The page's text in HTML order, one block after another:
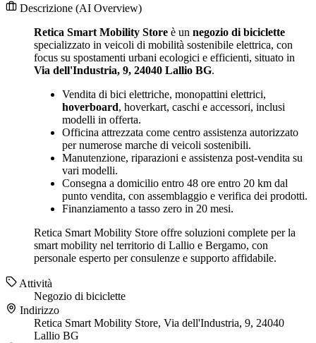
Descrizione (AI Overview)
Retica Smart Mobility Store è un negozio di biciclette
specializzato in veicoli di mobilità sostenibile elettrica, con
focus su spostamenti urbani ecologici e efficienti, situato in
Via dell'Industria, 9, 24040 Lallio BG.
Vendita di bici elettriche, monopattini elettrici,
hoverboard, hoverkart, caschi e accessori, inclusi
modelli in offerta.
Officina attrezzata come centro assistenza autorizzato
per numerose marche di veicoli sostenibili.
Manutenzione, riparazioni e assistenza post-vendita su
vari modelli.
Consegna a domicilio entro 48 ore entro 20 km dal
punto vendita, con assemblaggio e verifica dei prodotti.
Finanziamento a tasso zero in 20 mesi.
Retica Smart Mobility Store offre soluzioni complete per la
smart mobility nel territorio di Lallio e Bergamo, con
personale esperto per consulenze e supporto affidabile.
Attività
Negozio di biciclette
Indirizzo
Retica Smart Mobility Store, Via dell'Industria, 9, 24040
Lallio BG